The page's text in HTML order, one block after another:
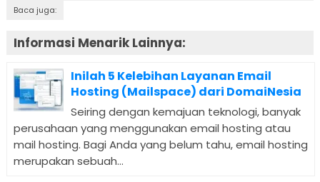
Baca juga:
Informasi Menarik Lainnya:
Inilah 5 Kelebihan Layanan Email
Hosting (Mailspace) dari DomaiNesia
Seiring dengan kemajuan teknologi, banyak
perusahaan yang menggunakan email hosting atau
mail hosting. Bagi Anda yang belum tahu, email hosting
merupakan sebuah...